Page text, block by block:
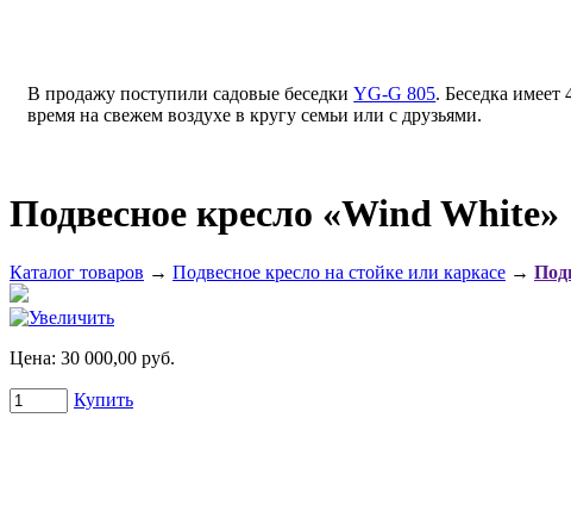
В продажу поступили садовые беседкиYG-G 805. Беседка имеет
время на свежем воздухе в кругу семьи или с друзьями.
Подвесное кресло «Wind White»
Каталог товаров → Подвесное кресло на стойке или каркасе →
Цена: 30 000,00 руб.
Купить